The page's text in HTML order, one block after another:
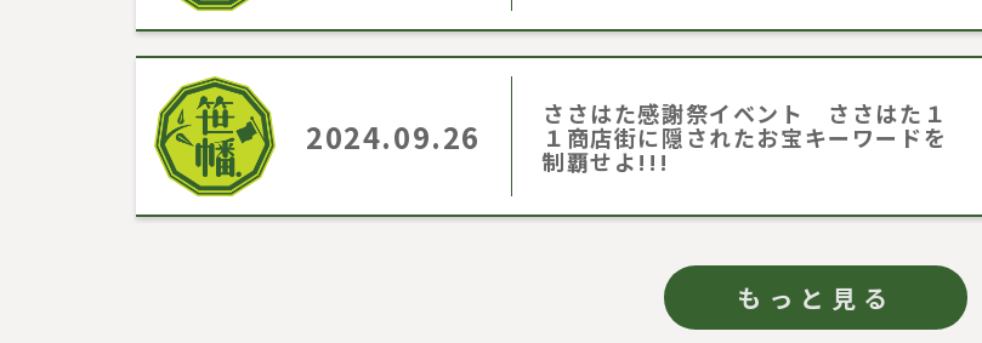
2024.09.26
ささはた感謝祭イベント ささはた１
１商店街に隠されたお宝キーワードを
制覇せよ!!!
もっと見る